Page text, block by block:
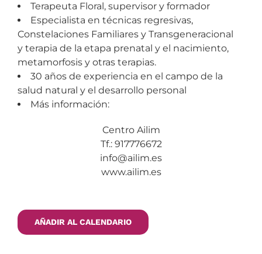
Terapeuta Floral, supervisor y formador
Especialista en técnicas regresivas,
Constelaciones Familiares y Transgeneracional
y terapia de la etapa prenatal y el nacimiento,
metamorfosis y otras terapias.
30 años de experiencia en el campo de la
salud natural y el desarrollo personal
Más información:
Centro Ailim
Tf.: 917776672
info@ailim.es
www.ailim.es
AÑADIR AL CALENDARIO